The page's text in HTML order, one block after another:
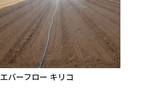
エバーフロー キリコ